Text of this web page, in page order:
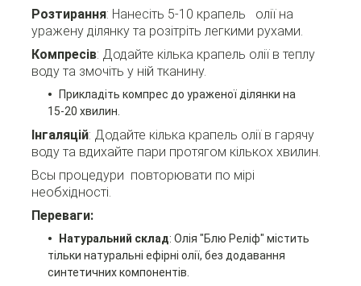
Розтирання: Нанесіть 5-10 крапель олії на
уражену ділянку та розітріть легкими рухами.
Компресів: Додайте кілька крапель олії в теплу
воду та змочіть у ній тканину.
Прикладіть компрес до ураженої ділянки на
15-20 хвилин.
Інгаляцій: Додайте кілька крапель олії в гарячу
воду та вдихайте пари протягом кількох хвилин.
Всы процедури повторювати по мірі
необхідності.
Переваги:
Натуральний склад: Олія "Блю Реліф" містить
тільки натуральні ефірні олії, без додавання
синтетичних компонентів.